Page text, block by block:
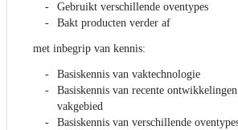
Gebruikt verschillende oventypes
Bakt producten verder af
met inbegrip van kennis:
Basiskennis van vaktechnologie
Basiskennis van recente
vakgebied
Basiskennis van verschillende